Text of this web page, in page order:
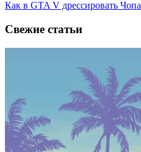
Как в GTA V дрессировать Чопа
Свежие статьи